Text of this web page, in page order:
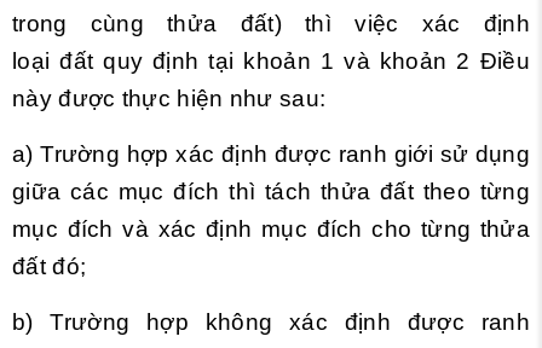
trong cùng thửa đất) thì việc xác định
loại đất quy định tại khoản 1 và khoản 2 Điều
này được thực hiện như sau:
a) Trường hợp xác định được ranh giới sử dụng
giữa các mục đích thì tách thửa đất theo từng
mục đích và xác định mục đích cho từng thửa
đất đó;
b) Trường hợp không xác định được ranh